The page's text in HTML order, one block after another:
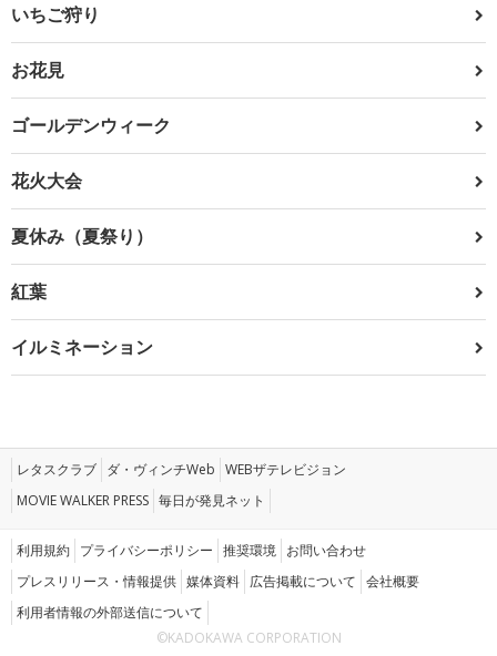
いちご狩り
お花見
ゴールデンウィーク
花火大会
夏休み（夏祭り）
紅葉
イルミネーション
レタスクラブ ダ・ヴィンチWeb WEBザテレビジョン
MOVIE WALKER PRESS 毎日が発見ネット
利用規約 プライバシーポリシー 推奨環境 お問い合わせ
プレスリリース・情報提供 媒体資料 広告掲載について 会社概要
利用者情報の外部送信について
©KADOKAWA CORPORATION